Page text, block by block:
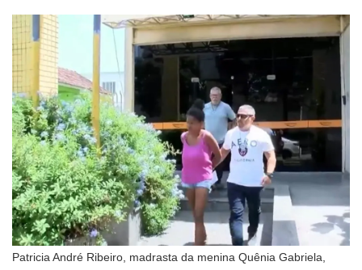
Patricia André Ribeiro, madrasta da menina Quênia Gabriela,